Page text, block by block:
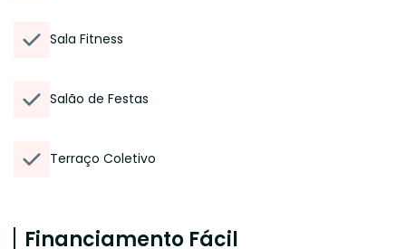
Sala Fitness
Salão de Festas
Terraço Coletivo
Financiamento Fácil